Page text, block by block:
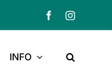
INFO